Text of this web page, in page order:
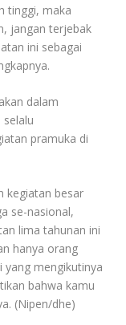
tinggi, maka
jangan terjebak
ini sebagai
dalam
pramuka di
kegiatan besar
se-nasional,
lima tahunan ini
hanya orang
yang mengikutinya
bahwa kamu
(Nipen/dhe)